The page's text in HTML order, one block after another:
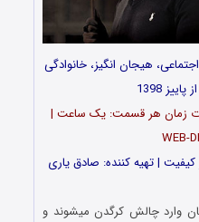
اجتماعی، هیجان انگیز، خانوادگی
1398
قسمت | مدت زمان هر قسمت: یک ساعت |
تهیه کننده: صادق یارى
وارد چالش کرگدن میشوند و